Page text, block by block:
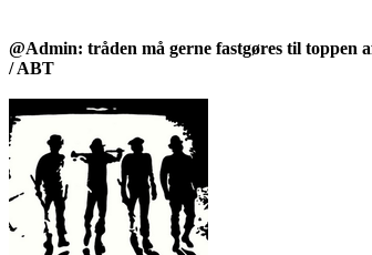
@Admin: tråden må gerne fastgøres til toppen
/ ABT